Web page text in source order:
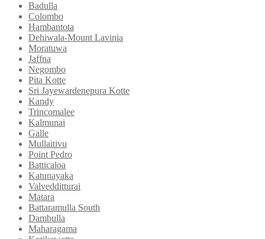
Badulla
Colombo
Hambantota
Dehiwala-Mount Lavinia
Moratuwa
Jaffna
Negombo
Pita Kotte
Sri Jayewardenepura Kotte
Kandy
Trincomalee
Kalmunai
Galle
Mullaitivu
Point Pedro
Batticaloa
Katunayaka
Valvedditturai
Matara
Battaramulla South
Dambulla
Maharagama